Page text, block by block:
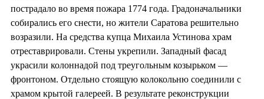
пострадало во время пожара 1774 года. Градоначальники
собирались его снести, но жители Саратова решительно
возразили. На средства купца Михаила Устинова храм
отреставрировали. Стены укрепили. Западный фасад
украсили колоннадой под треугольным козырьком —
фронтоном. Отдельно стоящую колокольню соединили с
храмом крытой галереей. В результате реконструкции